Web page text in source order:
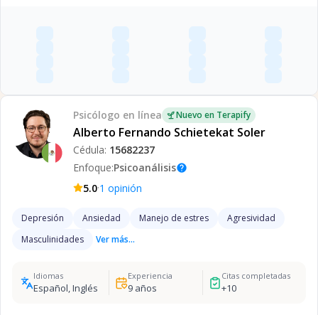
Psicólogo en línea Nuevo en Terapify
Alberto Fernando Schietekat Soler
Cédula: 15682237
Enfoque:Psicoanálisishelp
5.0·1 opinión
Depresión Ansiedad Manejo de estres
Agresividad
Masculinidades
Ver más...
Idiomas
Español, Inglés
Experiencia
9años
Citas completadas
+10